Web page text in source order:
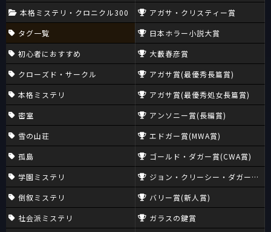
本格ミステリ・クロニクル300
タグ一覧
初心者におすすめ
クローズド・サークル
本格ミステリ
密室
雪の山荘
孤島
学園ミステリ
倒叙ミステリ
社会派ミステリ
アガサ・クリスティー賞
日本ホラー小説大賞
大藪春彦賞
アガサ賞(最優秀長篇賞)
アガサ賞(最優秀処女長篇賞)
アンソニー賞(長編賞)
エドガー賞(MWA賞)
ゴールド・ダガー賞(CWA賞)
ジョン・クリーシー・ダガー賞
バリー賞(新人賞)
ガラスの鍵賞